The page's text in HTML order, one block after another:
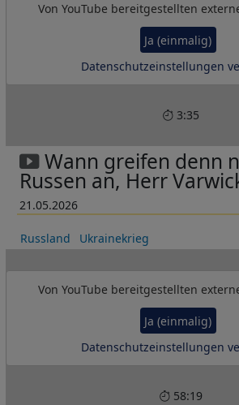
Von YouTube bereitgestellten
Ja (einmalig)
Datenschutzeinstellungen
3:35
21.05.2026
Wann greifen denn
Russen an, Herr
Russland Ukrainekrieg
Von YouTube bereitgestellten
Ja (einmalig)
Datenschutzeinstellungen
58:19